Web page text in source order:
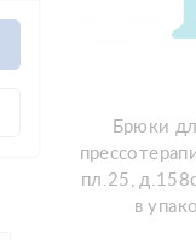
Брюки
пл.25,
в